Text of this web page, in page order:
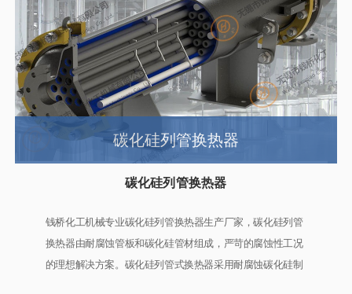
碳化硅列管换热器
碳化硅列管换热器
钱桥化工机械专业碳化硅列管换热器生产厂家，碳化硅列管
换热器由耐腐蚀管板和碳化硅管材组成，严苛的腐蚀性工况
的理想解决方案。碳化硅列管式换热器采用耐腐蚀碳化硅制